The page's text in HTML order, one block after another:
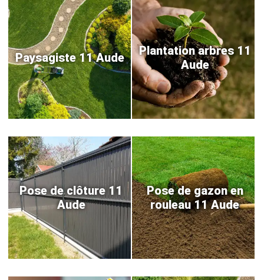
Paysagiste 11 Aude
Plantation arbres 11
Aude
Pose de clôture 11
Aude
Pose de gazon en
rouleau 11 Aude